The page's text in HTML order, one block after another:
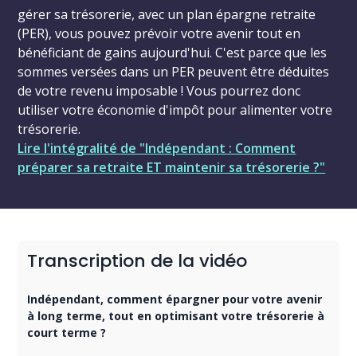
gérer sa trésorerie, avec un plan épargne retraite
(PER), vous pouvez prévoir votre avenir tout en
bénéficiant de gains aujourd'hui. C'est parce que les
sommes versées dans un PER peuvent être déduites
de votre revenu imposable ! Vous pourrez donc
utiliser votre économie d'impôt pour alimenter votre
trésorerie.
Lire l'intégralité de "Indépendant : Comment
préparer sa retraite ET maintenir sa trésorerie ?"
Transcription de la vidéo
Indépendant, comment épargner pour votre avenir
à long terme, tout en optimisant votre trésorerie à
court terme ?